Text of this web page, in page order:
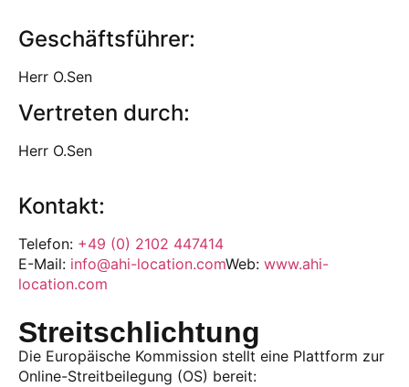
Geschäftsführer:
Herr O.Sen
Vertreten durch:
Herr O.Sen
Kontakt:
Telefon: +49 (0) 2102 447414
E-Mail: info@ahi-location.comWeb: www.ahi-
location.com
Streitschlichtung
Die Europäische Kommission stellt eine Plattform zur
Online-Streitbeilegung (OS) bereit: